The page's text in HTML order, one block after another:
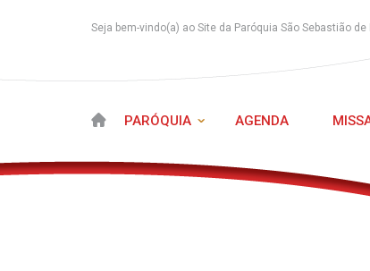
Seja bem-vindo(a) ao Site da Paróquia São Sebastião
PARÓQUIA AGENDA